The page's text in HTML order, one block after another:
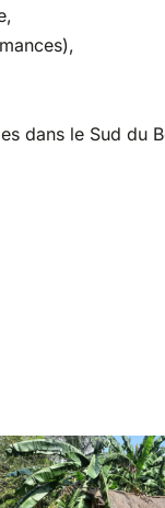
dans le Sud du